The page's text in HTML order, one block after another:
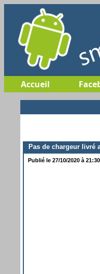
Accueil
Pas de chargeur livré
Publié le 27/10/2020 à